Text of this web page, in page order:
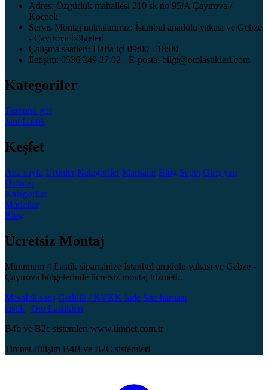
Adres: Özgürlük mahallesi 210 sk no 95/A Çayırova /
Kocaeli
Servis Montaj noktalarımız: İstanbul anadolu yakası ve Gebze
- Çayırova bölgeleri
Çalışma saatleri: Hafta içi 09:00 - 18:00
İletişim: 0536 249 27 02 - E-posta: bilgi@otolastikleri.com
Kategoriler
Tümünü gör
Jant Lastik
Keşfet
Ana sayfa Ürünler Kategoriler Markalar Blog Sepet Giriş yap
Ürünler
Kategoriler
Markalar
Blog
Ücretsiz Montaj
Minumum 4 Lastik siparişinize İstanbul anadolu yakası ve Gebze -
Çayırova bölgelerinde ücretsiz montaj hizmeti..
Mesafeli satış Gizlilik / KVKK İade Site haritası
lastik | Oto Lastikleri
B4b ve B2c sistemleri www.timnet.com.tr
Timnet Bilişim B4B ve B2C sistemleri